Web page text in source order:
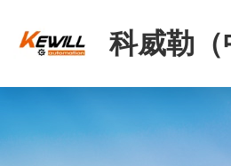
科威勒